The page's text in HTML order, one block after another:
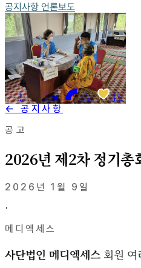
공지사항 언론보도
홈 소개 소식 후원
← 공지사항
공고
2026년 제2차 정기총
2026년 1월 9일
·
메디엑세스
사단법인 메디엑세스 회원 여